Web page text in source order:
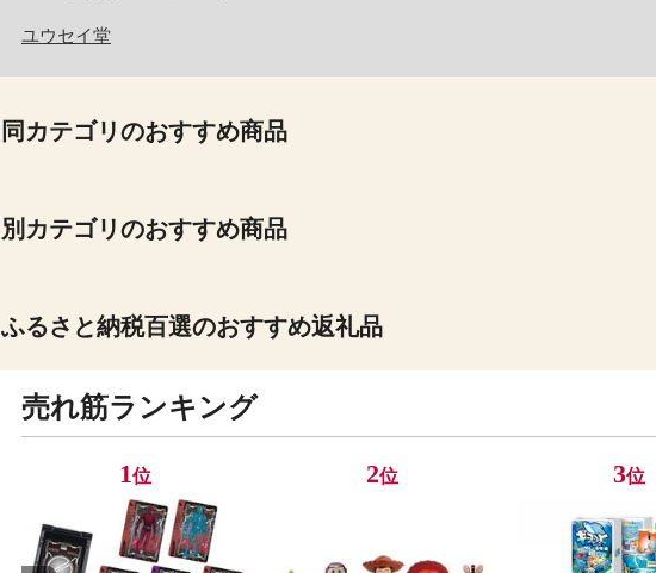
ユウセイ堂
同カテゴリのおすすめ商品
別カテゴリのおすすめ商品
ふるさと納税百選のおすすめ返礼品
売れ筋ランキング
1位 2位 3位